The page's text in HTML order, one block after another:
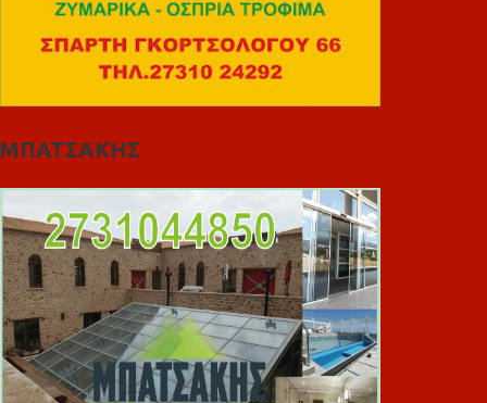
ΜΠΑΤΣΑΚΗΣ